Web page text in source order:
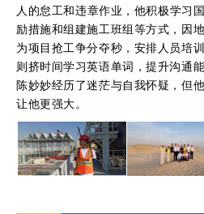
人的怠工和违章作业，他积极学习
励措施和组建施工班组等方式，因
为项目抢工争分夺秒，安排人员培
则挤时间学习英语单词，提升沟通
陈妙妙经历了迷茫与自我怀疑，但
让他更强大。